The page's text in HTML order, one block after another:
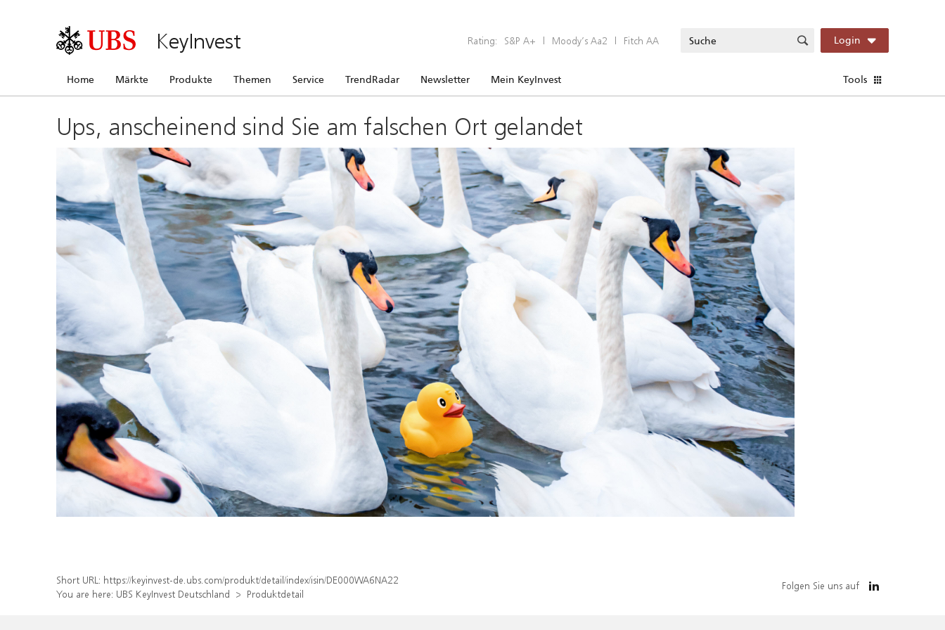
KeyInvest Rating: S&P A+ | Moody’s Aa2 | Fitch AA Login
Home Märkte Produkte Themen Service TrendRadar Newsletter Mein KeyInvest Tools
Ups, anscheinend sind Sie am falschen Ort gelandet
Short URL: https://keyinvest-de.ubs.com/produkt/detail/index/isin/DE000WA6NA22
You are here: UBS KeyInvest Deutschland Produktdetail
Folgen Sie uns auf